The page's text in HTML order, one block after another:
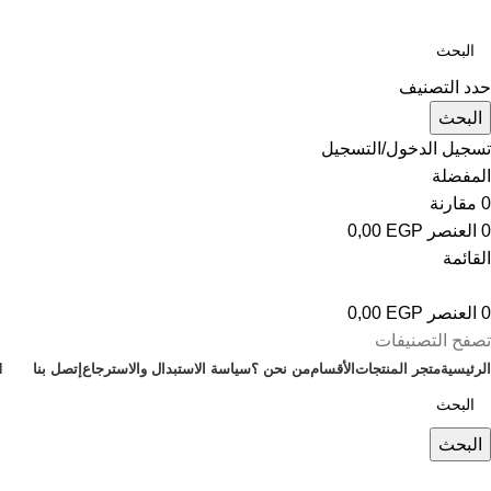
حدد التصنيف
البحث
تسجيل الدخول/التسجيل
المفضلة
0 مقارنة
0 العنصر 0,00 EGP
القائمة
0 العنصر 0,00 EGP
تصفح التصنيفات
الرئيسيةمتجر المنتجات الأقساممن نحن ؟سياسة الاستبدال والاسترجاع إتصل بنا
البحث